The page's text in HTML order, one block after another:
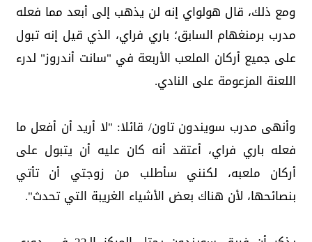
ومع ذلك، قال هولواي إنه لن يذهب إلى أبعد مما فعله
مدرب برمنغهام السابق؛ باري فراي، الذي قيل إنه تبول
على جميع أركان الملعب الأربعة في "سانت أندروز" لدرء
اللعنة المزعومة على النادي.
وأنهى مدرب سويندون تاون/ قائلا: "لا أريد أن أفعل ما
فعله باري فراي، أعتقد أنه كان عليه أن يتبول على
أركان ملعبه، لكنني سأطلب من زوجتي أن تأتي
بنصائحها، لأن هناك بعض الأشياء الغريبة التي تحدث".